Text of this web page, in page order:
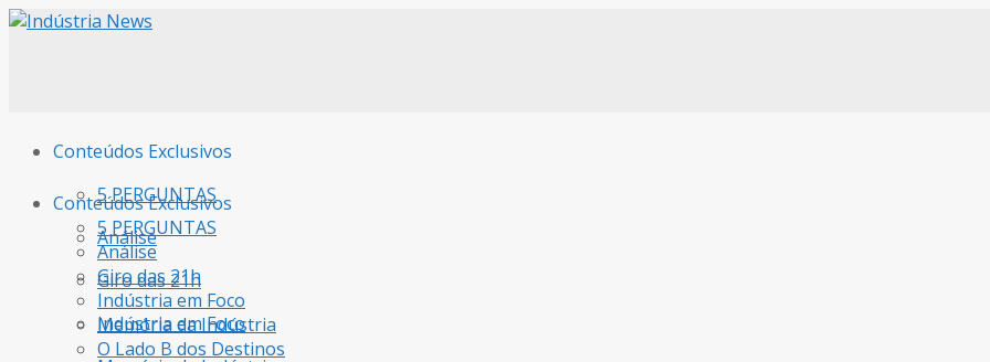
Conteúdos Exclusivos
5 PERGUNTAS
Análise
Giro das 21h
Indústria em Foco
Conteúdos Exclusivos
5 PERGUNTAS
Análise
Giro das 21h
Indústria em Foco
Memória da Indústria
O Lado B dos Destinos